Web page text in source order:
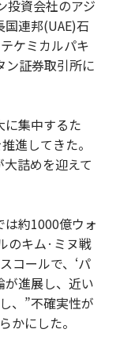
投資会社のアジ
連邦(UAE)石
ケミカルパキ
ン証券取引所に
に集中するた
進してきた。
詰めを迎えて
約1000億ウォ
のキム·ミヌ戦
コールで、‘パ
進展し、近い
、”不確実性が
かにした。